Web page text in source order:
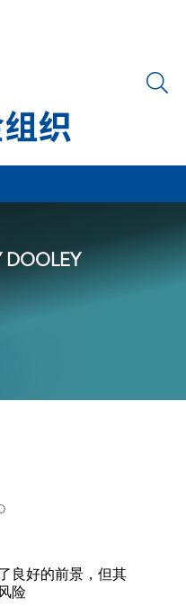
DOOLEY
良好的前景，但其
险